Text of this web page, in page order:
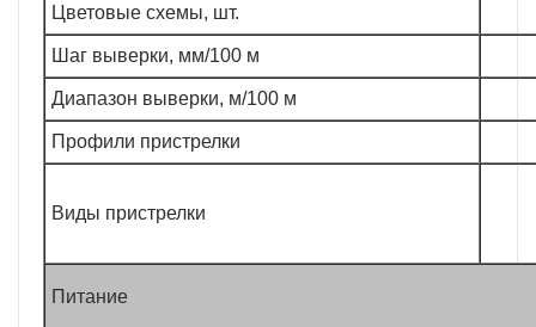
Цветовые схемы, шт.
Шаг выверки, мм/100 м
Диапазон выверки, м/100 м
Профили пристрелки
Виды пристрелки
Питание